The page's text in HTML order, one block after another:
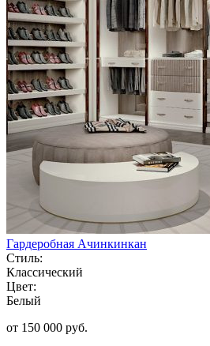
Гардеробная Ачинкинкан
Стиль:
Классический
Цвет:
Белый
от 150 000 руб.